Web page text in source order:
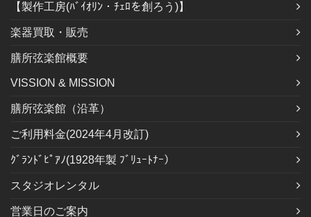
【製作工房(ﾊﾞｲｵﾘﾝ・ﾁｪﾛを創ろう)】
楽器買取・販売
膳所弦楽館概要
VISSION & MISSION
膳所弦楽館（沿革）
ご利用料金(2024年4月改訂)
ｸﾞﾗﾝﾄﾞﾋﾟｱﾉ(1928年製 ﾌﾞﾘｭｰﾄﾅｰ）
スタジオレンタル
営業日のご案内